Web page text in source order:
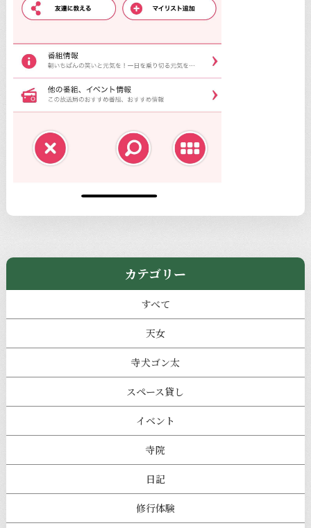
カテゴリー
すべて
天女
寺犬ゴン太
スペース貸し
イベント
寺院
日記
修行体験